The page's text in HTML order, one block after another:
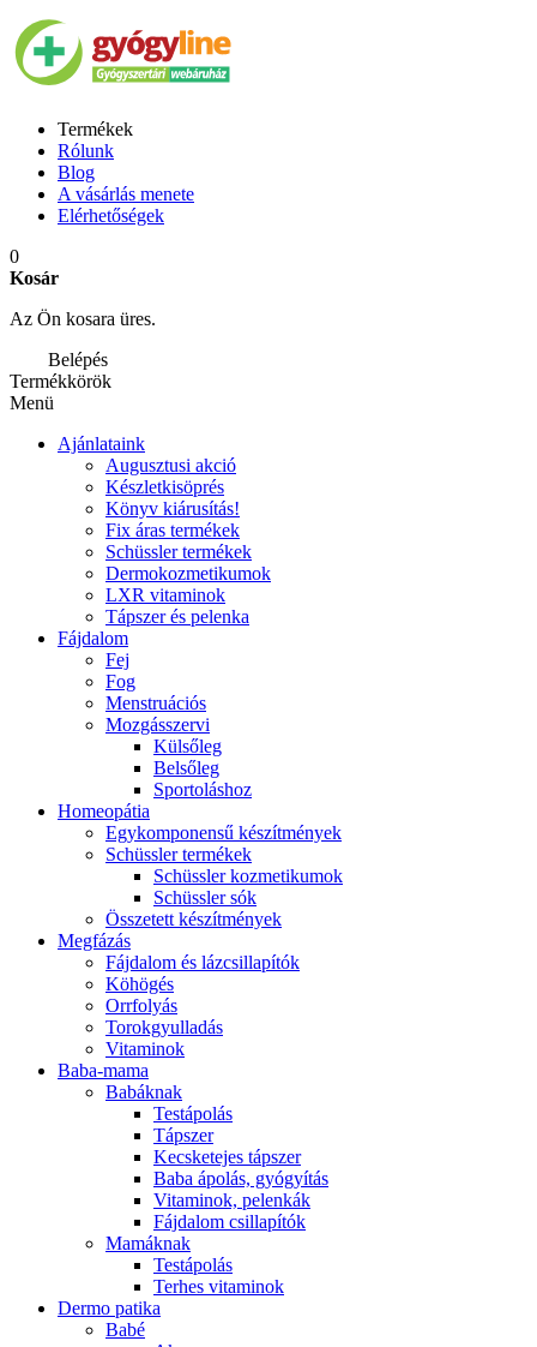
Termékek
Rólunk
Blog
A vásárlás menete
Elérhetőségek
0
Kosár
Az Ön kosara üres.
Belépés
Termékkörök
Menü
Ajánlataink
Augusztusi akció
Készletkisöprés
Könyv kiárusítás!
Fix áras termékek
Schüssler termékek
Dermokozmetikumok
LXR vitaminok
Tápszer és pelenka
Fájdalom
Fej
Fog
Menstruációs
Mozgásszervi
Külsőleg
Belsőleg
Sportoláshoz
Homeopátia
Egykomponensű készítmények
Schüssler termékek
Schüssler kozmetikumok
Schüssler sók
Összetett készítmények
Megfázás
Fájdalom és lázcsillapítók
Köhögés
Orrfolyás
Torokgyulladás
Vitaminok
Baba-mama
Babáknak
Testápolás
Tápszer
Kecsketejes tápszer
Baba ápolás, gyógyítás
Vitaminok, pelenkák
Fájdalom csillapítók
Mamáknak
Testápolás
Terhes vitaminok
Dermo patika
Babé